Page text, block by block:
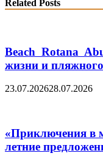
Related Posts
Beach Rotana
жизни и
23.07.202628.07.2026
«Приключения в
летние